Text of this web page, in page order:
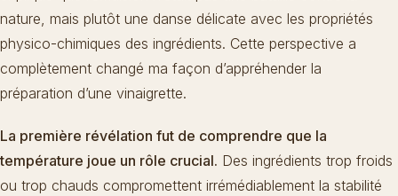
nature, mais plutôt une danse délicate avec les propriétés
physico-chimiques des ingrédients. Cette perspective a
complètement changé ma façon d’appréhender la
préparation d’une vinaigrette.
La première révélation fut de comprendre que la
température joue un rôle crucial. Des ingrédients trop froids
ou trop chauds compromettent irrémédiablement la stabilité